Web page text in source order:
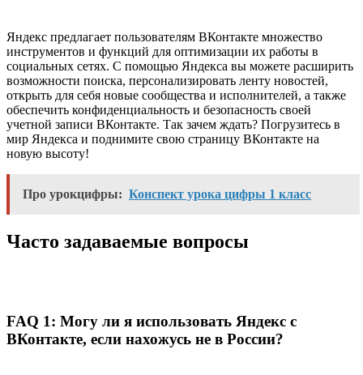
Яндекс предлагает пользователям ВКонтакте множество
инструментов и функций для оптимизации их работы в
социальных сетях. С помощью Яндекса вы можете расширить
возможности поиска, персонализировать ленту новостей,
открыть для себя новые сообщества и исполнителей, а также
обеспечить конфиденциальность и безопасность своей
учетной записи ВКонтакте. Так зачем ждать? Погрузитесь в
мир Яндекса и поднимите свою страницу ВКонтакте на
новую высоту!
Про урокцифры: Конспект урока цифры 1 класс
Часто задаваемые вопросы
FAQ 1: Могу ли я использовать Яндекс с
ВКонтакте, если нахожусь не в России?